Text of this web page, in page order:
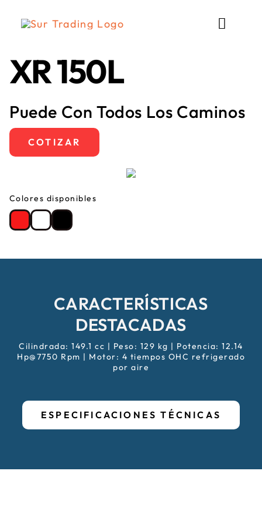
Toggle
XR 150L
Puede Con Todos Los Caminos
COTIZAR
Colores disponibles
CARACTERÍSTICAS
DESTACADAS
Cilindrada: 149.1 cc | Peso: 129 kg | Potencia: 12.14
Hp@7750 Rpm | Motor: 4 tiempos OHC refrigerado
por aire
ESPECIFICACIONES TÉCNICAS